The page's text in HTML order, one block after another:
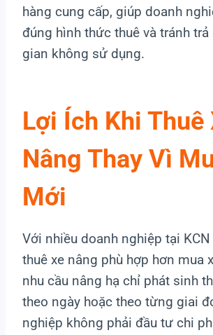
hàng cung cấp, giúp doanh
đúng hình thức thuê và tránh
gian không sử dụng.
Lợi Ích Khi Thuê
Nâng Thay Vì
Mới
Với nhiều doanh nghiệp tại
thuê xe nâng phù hợp hơn mua
nhu cầu nâng hạ chỉ phát sinh
theo ngày hoặc theo từng giai
nghiệp không phải đầu tư chi